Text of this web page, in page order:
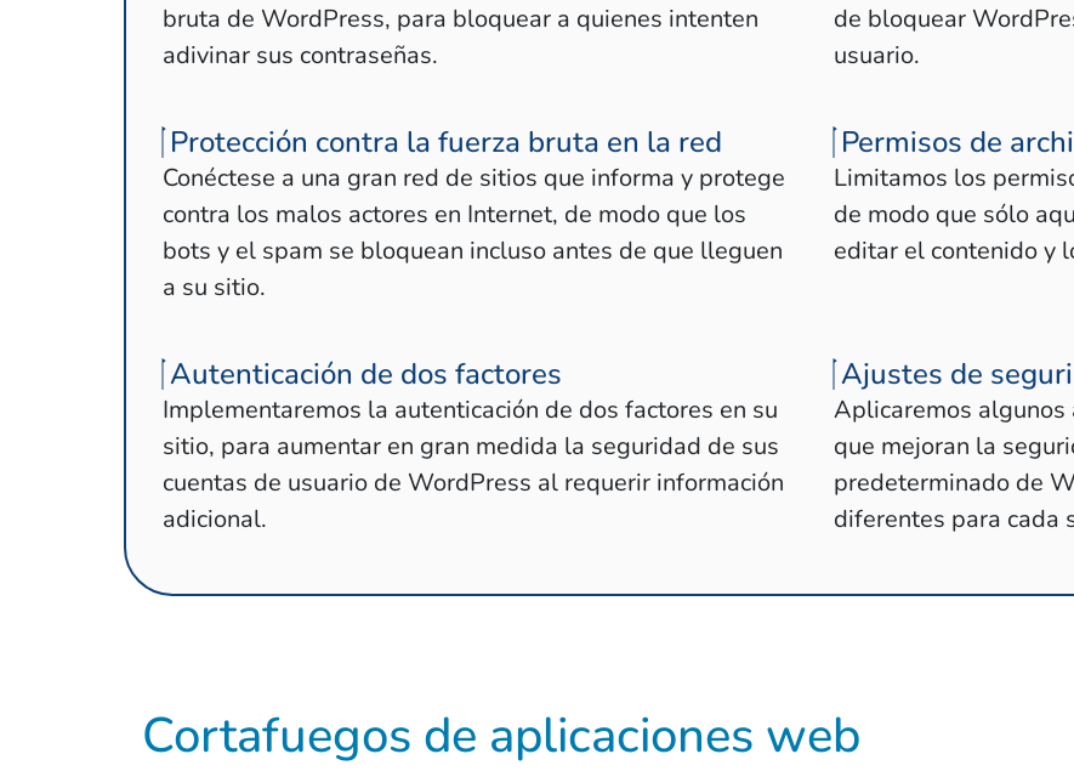
bruta de WordPress, para bloquear a quienes intenten
adivinar sus contraseñas.
de bloquear
usuario.
Protección contra la fuerza bruta en la red
Conéctese a una gran red de sitios que informa y protege
contra los malos actores en Internet, de modo que los
bots y el spam se bloquean incluso antes de que lleguen
a su sitio.
Permisos de
Limitamos los
de modo que sólo
editar el contenido y
Autenticación de dos factores
Implementaremos la autenticación de dos factores en su
sitio, para aumentar en gran medida la seguridad de sus
cuentas de usuario de WordPress al requerir información
adicional.
Ajustes de
Aplicaremos algunos
que mejoran la
predeterminado de
diferentes para cada
Cortafuegos de aplicaciones web